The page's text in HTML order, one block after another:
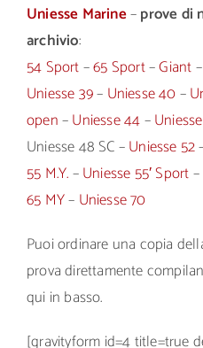
Uniesse Marine–prove di
archivio:
54 Sport–65 Sport–Giant–
Uniesse 39– Uniesse 40–
open–Uniesse 44–
Uniesse 48 SC –Uniesse 52
55 M.Y.–Uniesse 55′ Sport–
65 MY– Uniesse 70
Puoi ordinare una copia
prova direttamente
qui in basso.
[gravityform id=4 title=true